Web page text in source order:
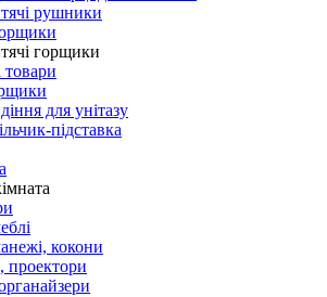
рушники
горщики
товари
для унітазу
підставка
кокони
проектори